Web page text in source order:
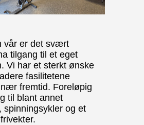
vår er det svært
tilgang til et eget
Vi har et sterkt ønske
fasilitetene
fremtid. Foreløpig
til blant annet
spinningsykler og et